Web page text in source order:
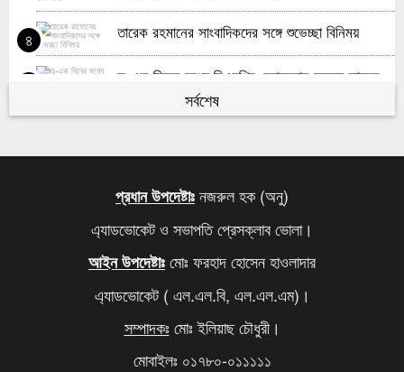
৪ তারেক রহমানের সাংবাদিকদের সঙ্গে শুভেচ্ছা বিনিময়
দু-এক দিনের মধ্যে বিএনপির চেয়ারম্যান হচ্ছেন তারেক
মেজর হাফিজের দ্বিগুণ তার স্ত্রীর সম্পদ
খালেদা জিয়ার সমাধিতে শ্রদ্ধা জানাতে আজও মানুষের ঢল
আবারও বাড়ল এলপি গ্যাসের দাম
দিল্লিতে থাকা আপনার বোনকে বাংলাদেশে ফেরত পাঠান,
মোদিকে ওয়াইসির কড়া হুঁশিয়ারি
সর্বশেষ
প্রধান উপদেষ্টাঃনজরুল হক (অনু)
এ্যাডভোকেট ও সভাপতি প্রেসক্লাব ভোলা।
আইন উপদেষ্টাঃমোঃ ফরহাদ হোসেন হাওলাদার
এ্যাডভোকেট ( এল.এল.বি, এল.এল.এম)।
সম্পাদকঃ মোঃ ইলিয়াছ চৌধুরী।
মোবাইলঃ ০১৭৮০-০১১১১১